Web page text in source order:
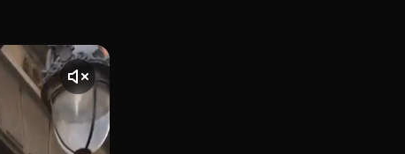
se despliega la magia de La Dolça Herminia, un
El vídeo comienza con una toma de La Dolça